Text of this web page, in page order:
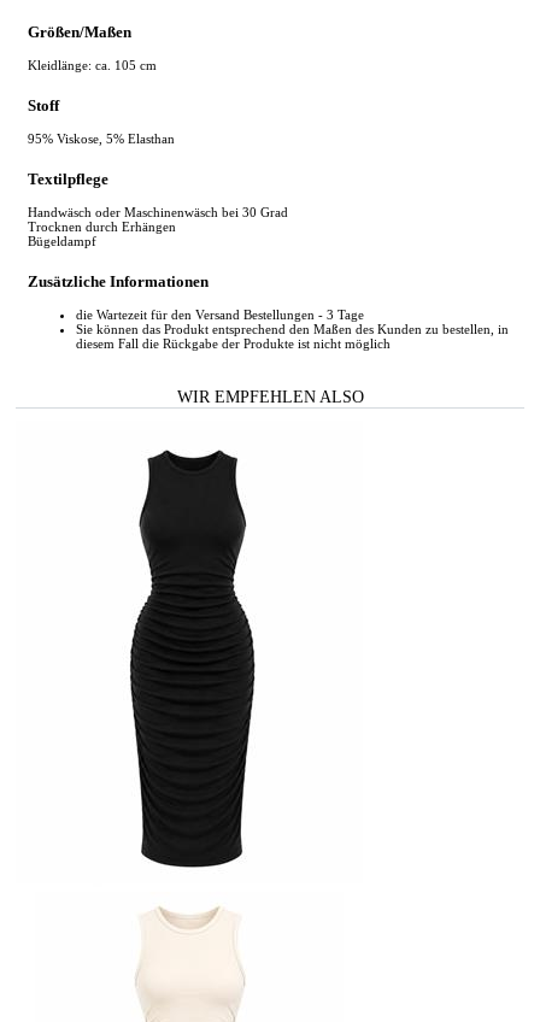
Größen/Maßen
Kleidlänge: ca. 105 cm
Stoff
95% Viskose, 5% Elasthan
Textilpflege
Handwäsch oder Maschinenwäsch bei 30 Grad
Trocknen durch Erhängen
Bügeldampf
Zusätzliche Informationen
die Wartezeit für den Versand Bestellungen - 3 Tage
Sie können das Produkt entsprechend den Maßen des Kunden zu bestellen, in
diesem Fall die Rückgabe der Produkte ist nicht möglich
WIR EMPFEHLEN ALSO